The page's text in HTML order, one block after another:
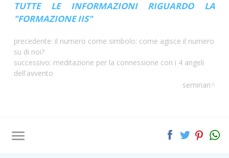
TUTTE LE INFORMAZIONI RIGUARDO LA
"FORMAZIONE IIS"
precedente: il numero come simbolo: come agisce il numero
su di noi?
successivo: meditazione per la connessione con i 4 angeli
dell'avvento
seminari